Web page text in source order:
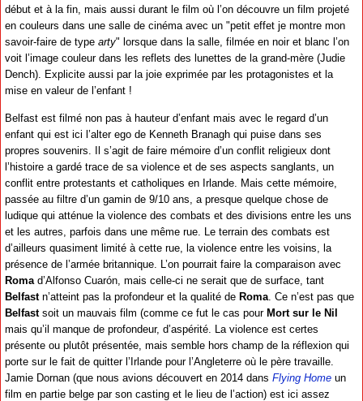
début et à la fin, mais aussi durant le film où l’on découvre un film projeté
en couleurs dans une salle de cinéma avec un "petit effet je montre mon
savoir-faire de type arty" lorsque dans la salle, filmée en noir et blanc l’on
voit l’image couleur dans les reflets des lunettes de la grand-mère (Judie
Dench). Explicite aussi par la joie exprimée par les protagonistes et la
mise en valeur de l’enfant !
Belfast est filmé non pas à hauteur d’enfant mais avec le regard d’un
enfant qui est ici l’alter ego de Kenneth Branagh qui puise dans ses
propres souvenirs. Il s’agit de faire mémoire d’un conflit religieux dont
l’histoire a gardé trace de sa violence et de ses aspects sanglants, un
conflit entre protestants et catholiques en Irlande. Mais cette mémoire,
passée au filtre d’un gamin de 9/10 ans, a presque quelque chose de
ludique qui atténue la violence des combats et des divisions entre les uns
et les autres, parfois dans une même rue. Le terrain des combats est
d’ailleurs quasiment limité à cette rue, la violence entre les voisins, la
présence de l’armée britannique. L’on pourrait faire la comparaison avec
Roma d’Alfonso Cuarón, mais celle-ci ne serait que de surface, tant
Belfastn’atteint pas la profondeur et la qualité de Roma . Ce n’est pas que
Belfastsoit un mauvais film (comme ce fut le cas pour Mort sur le Nil
mais qu’il manque de profondeur, d’aspérité. La violence est certes
présente ou plutôt présentée, mais semble hors champ de la réflexion qui
porte sur le fait de quitter l’Irlande pour l’Angleterre où le père travaille.
Jamie Dornan (que nous avions découvert en 2014 dans Flying Home un
film en partie belge par son casting et le lieu de l’action) est ici assez